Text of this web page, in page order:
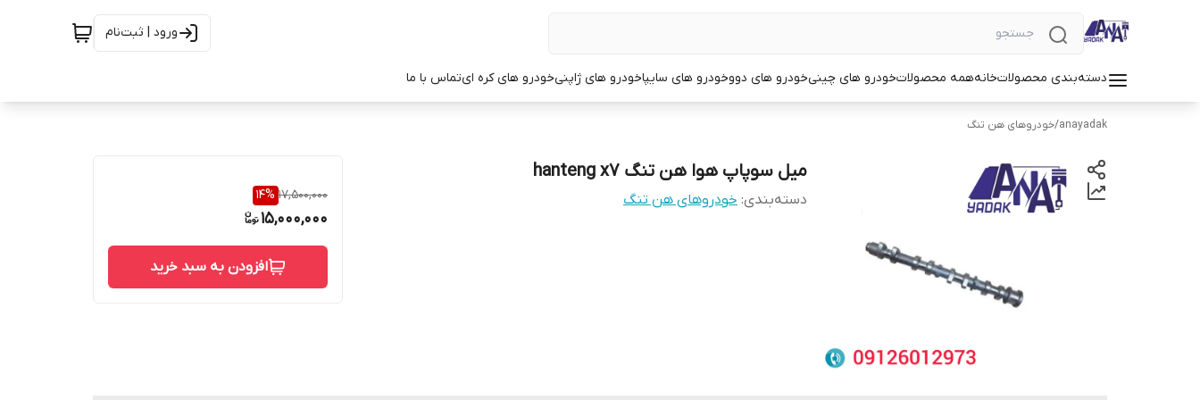
ورود | ثبت‌نام
دسته‌بندی محصولاتخانههمه محصولاتخودرو های چینیخودرو های دووخودرو های سایپاخودرو های ژاپنیخودرو های کره ایتماس با ما
anayadak
/خودروهای هن تنگ
میل سوپاپ هوا هن تنگ hanteng x7
دسته‌بندی: خودروهای هن تنگ 17,500,000
14%
15,000,000
افزودن به سبد خرید